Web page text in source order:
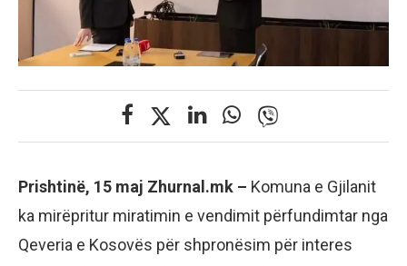
Prishtinë, 15 maj Zhurnal.mk – Komuna e Gjilanit
ka mirëpritur miratimin e vendimit përfundimtar nga
Qeveria e Kosovës për shpronësim për interes